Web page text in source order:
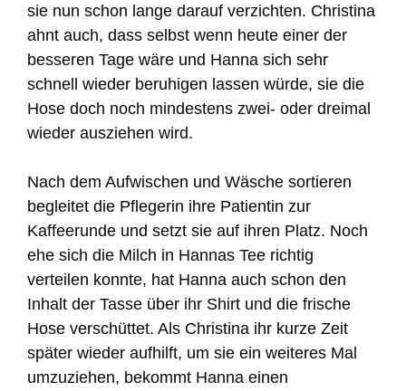
sie nun schon lange darauf verzichten. Christina
ahnt auch, dass selbst wenn heute einer der
besseren Tage wäre und Hanna sich sehr
schnell wieder beruhigen lassen würde, sie die
Hose doch noch mindestens zwei- oder dreimal
wieder ausziehen wird.
Nach dem Aufwischen und Wäsche sortieren
begleitet die Pflegerin ihre Patientin zur
Kaffeerunde und setzt sie auf ihren Platz. Noch
ehe sich die Milch in Hannas Tee richtig
verteilen konnte, hat Hanna auch schon den
Inhalt der Tasse über ihr Shirt und die frische
Hose verschüttet. Als Christina ihr kurze Zeit
später wieder aufhilft, um sie ein weiteres Mal
umzuziehen, bekommt Hanna einen